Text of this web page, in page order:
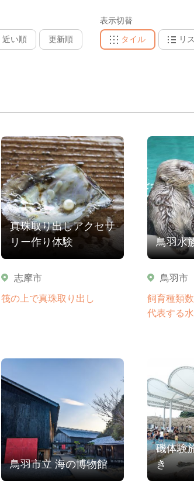
近い順 更新順
表示切替
タイル リ
真珠取り出しアクセサ
リー作り体験
志摩市
筏の上で真珠取り出し
鳥羽水
鳥羽市
飼育種類
代表する
鳥羽市立 海の博物館
磯体験
き